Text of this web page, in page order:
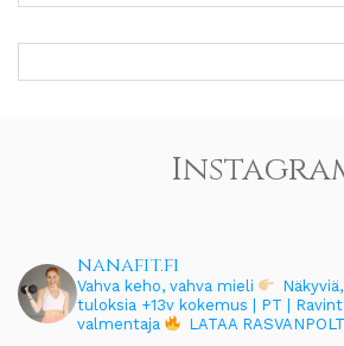
nanafit.fi
Vahva keho, vahva mieli
tuloksia +13v kokemus | PT |
valmentaja
LATAA